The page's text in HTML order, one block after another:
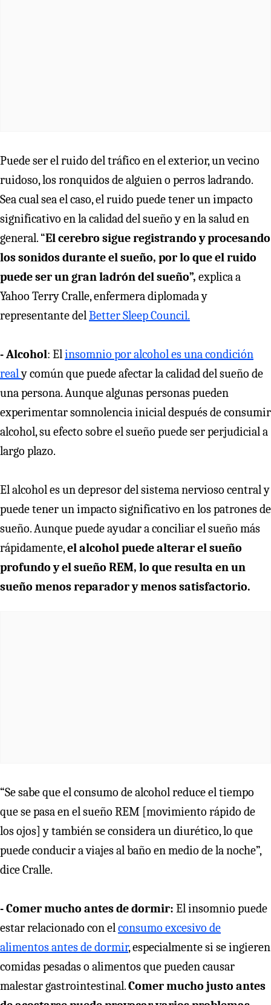
Puede ser el ruido del tráfico en el exterior, un vecino
ruidoso, los ronquidos de alguien o perros ladrando.
Sea cual sea el caso, el ruido puede tener un impacto
significativo en la calidad del sueño y en la salud en
general. “El cerebro sigue registrando y procesando
los sonidos durante el sueño, por lo que el ruido
puede ser un gran ladrón del sueño”, explica a
Yahoo Terry Cralle, enfermera diplomada y
representante del Better Sleep Council.
- Alcohol: El insomnio por alcohol es una condición
realy común que puede afectar la calidad del sueño de
una persona. Aunque algunas personas pueden
experimentar somnolencia inicial después de consumir
alcohol, su efecto sobre el sueño puede ser perjudicial a
largo plazo.
El alcohol es un depresor del sistema nervioso central y
puede tener un impacto significativo en los patrones de
sueño. Aunque puede ayudar a conciliar el sueño más
rápidamente,el alcohol puede alterar el sueño
profundo y el sueño REM, lo que resulta en un
sueño menos reparador y menos satisfactorio.
“Se sabe que el consumo de alcohol reduce el tiempo
que se pasa en el sueño REM [movimiento rápido de
los ojos] y también se considera un diurético, lo que
puede conducir a viajes al baño en medio de la noche”,
dice Cralle.
- Comer mucho antes de dormir: El insomnio puede
estar relacionado con el consumo excesivo de
alimentos antes de dormir, especialmente si se ingieren
comidas pesadas o alimentos que pueden causar
malestar gastrointestinal.Comer mucho justo antes